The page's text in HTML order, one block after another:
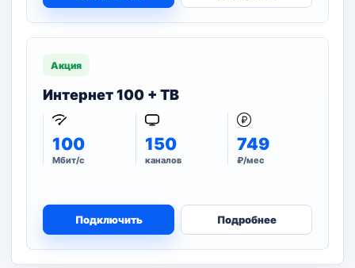
Акция
Интернет 100 + ТВ
100
Мбит/с
150
каналов
749
₽/мес
Подключить Подробнее